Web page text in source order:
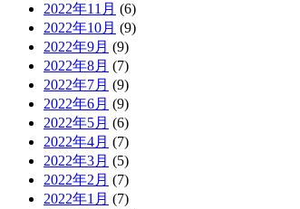
2022年11月 (6)
2022年10月 (9)
2022年9月 (9)
2022年8月 (7)
2022年7月 (9)
2022年6月 (9)
2022年5月 (6)
2022年4月 (7)
2022年3月 (5)
2022年2月 (7)
2022年1月 (7)